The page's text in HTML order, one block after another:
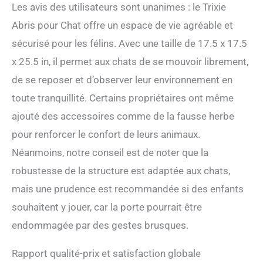
Les avis des utilisateurs sont unanimes : le Trixie
Abris pour Chat offre un espace de vie agréable et
sécurisé pour les félins. Avec une taille de 17.5 x 17.5
x 25.5 in, il permet aux chats de se mouvoir librement,
de se reposer et d’observer leur environnement en
toute tranquillité. Certains propriétaires ont même
ajouté des accessoires comme de la fausse herbe
pour renforcer le confort de leurs animaux.
Néanmoins, notre conseil est de noter que la
robustesse de la structure est adaptée aux chats,
mais une prudence est recommandée si des enfants
souhaitent y jouer, car la porte pourrait être
endommagée par des gestes brusques.
Rapport qualité-prix et satisfaction globale